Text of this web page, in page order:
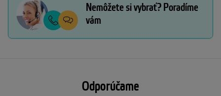
Nemôžete si vybrať? Poradíme
vám
Odporúčame